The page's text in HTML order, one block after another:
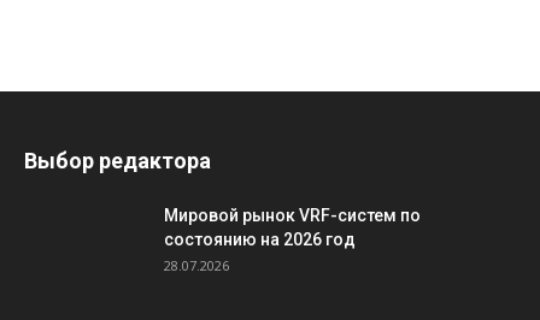
Выбор редактора
Мировой рынок VRF-систем по
состоянию на 2026 год
28.07.2026